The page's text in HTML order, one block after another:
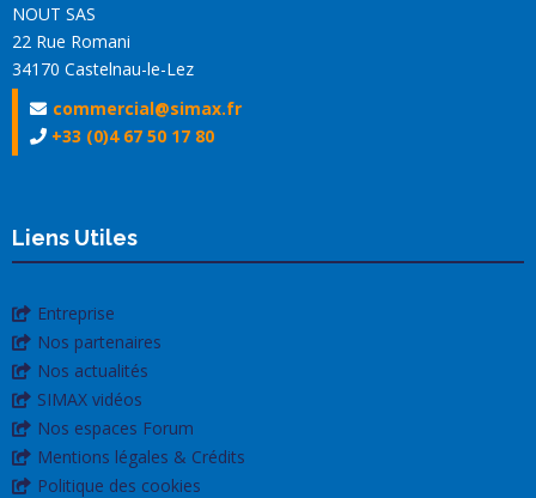
NOUT SAS
22 Rue Romani
34170 Castelnau-le-Lez
commercial@simax.fr
+33 (0)4 67 50 17 80
Liens Utiles
Entreprise
Nos partenaires
Nos actualités
SIMAX vidéos
Nos espaces Forum
Mentions légales & Crédits
Politique des cookies